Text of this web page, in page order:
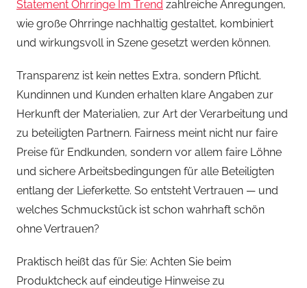
Statement Ohrringe Im Trend zahlreiche Anregungen,
wie große Ohrringe nachhaltig gestaltet, kombiniert
und wirkungsvoll in Szene gesetzt werden können.
Transparenz ist kein nettes Extra, sondern Pflicht.
Kundinnen und Kunden erhalten klare Angaben zur
Herkunft der Materialien, zur Art der Verarbeitung und
zu beteiligten Partnern. Fairness meint nicht nur faire
Preise für Endkunden, sondern vor allem faire Löhne
und sichere Arbeitsbedingungen für alle Beteiligten
entlang der Lieferkette. So entsteht Vertrauen — und
welches Schmuckstück ist schon wahrhaft schön
ohne Vertrauen?
Praktisch heißt das für Sie: Achten Sie beim
Produktcheck auf eindeutige Hinweise zu